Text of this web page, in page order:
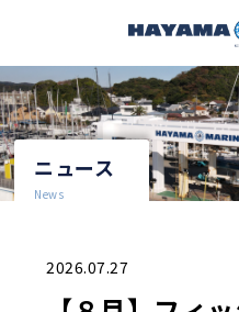
マリーナガイド
クルージング
ニュース
News
2026.07.27